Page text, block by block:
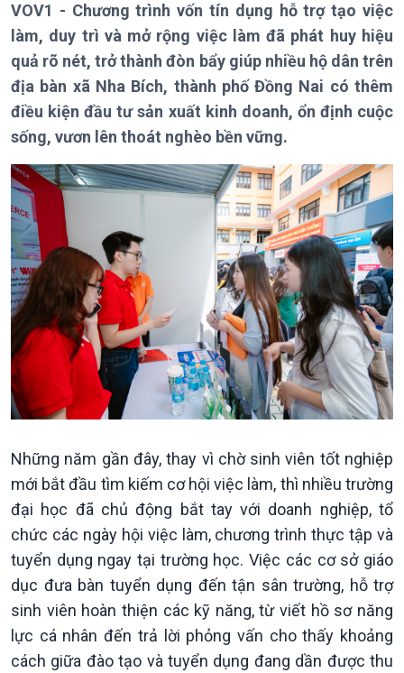
Thời sự 18h
Thời sự 21h30
Bản tin
Chuyên mục
Theo dòng Thời sự
Chính trị
Tin Chính trị
Chính phủ với người dân
Quốc hội với cử tri
Xây dựng đảng
Đảng trong cuộc sống
Nhận diện sự thật
Pháp luật và đời sống
Thế giới
Tin thế giới
Vấn đề quốc tế
Hồ sơ sự kiện quốc tế
Thế giới & Việt Nam
Biên cương - Một dải vững
bền
Kinh tế
Tin Kinh tế
Trước giờ mở cửa
Dòng chảy Kinh tế
Sức sống hàng Việt
Nông nghiệp & Biển đảo
Tin Nông nghiệp & Biển
đảo
Mùa vàng
Biển đảo Việt Nam
VOV1 - Chương trình vốn tín dụng hỗ trợ tạo việc
làm, duy trì và mở rộng việc làm đã phát huy hiệu
quả rõ nét, trở thành đòn bẩy giúp nhiều hộ dân trên
địa bàn xã Nha Bích, thành phố Đồng Nai có thêm
điều kiện đầu tư sản xuất kinh doanh, ổn định cuộc
sống, vươn lên thoát nghèo bền vững.
Những năm gần đây, thay vì chờ sinh viên tốt nghiệp
mới bắt đầu tìm kiếm cơ hội việc làm, thì nhiều trường
đại học đã chủ động bắt tay với doanh nghiệp, tổ
chức các ngày hội việc làm, chương trình thực tập và
tuyển dụng ngay tại trường học. Việc các cơ sở giáo
dục đưa bàn tuyển dụng đến tận sân trường, hỗ trợ
sinh viên hoàn thiện các kỹ năng, từ viết hồ sơ năng
lực cá nhân đến trả lời phỏng vấn cho thấy khoảng
cách giữa đào tạo và tuyển dụng đang dần được thu